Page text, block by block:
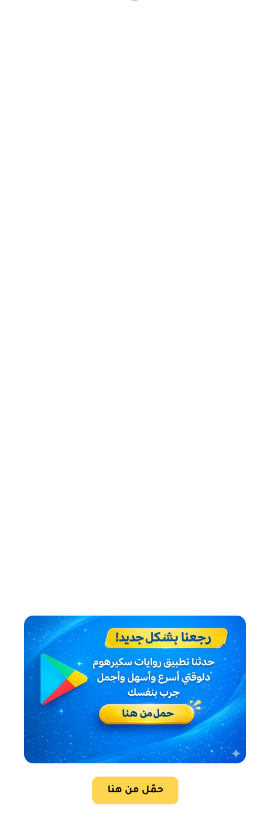
حمّل من هنا